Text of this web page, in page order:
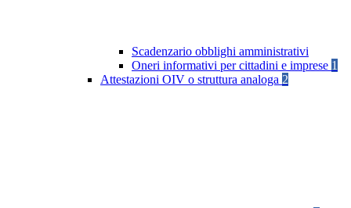
Scadenzario obblighi amministrativi
Oneri informativi per cittadini e imprese 1
Attestazioni OIV o struttura analoga 2